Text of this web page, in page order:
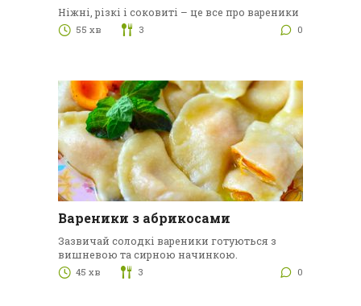
Ніжні, різкі і соковиті – це все про вареники
55 хв 3 0
Вареники з абрикосами
Зазвичай солодкі вареники готуються з
вишневою та сирною начинкою.
45 хв 3 0